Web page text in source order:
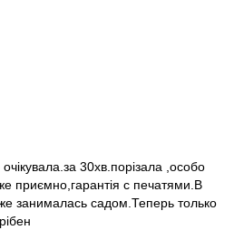
30хв.порізала ,особо
приємно,гарантія с печатями.В
занималась садом.Теперь только